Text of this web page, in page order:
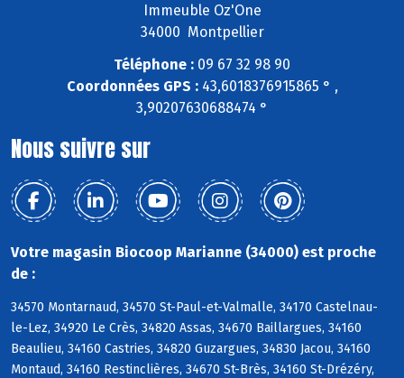
Immeuble Oz'One
34000 Montpellier
Téléphone : 09 67 32 98 90
Coordonnées GPS :43,6018376915865 ° ,
3,90207630688474 °
Nous suivre sur
Votre magasin Biocoop Marianne (34000) est proche
de :
34570 Montarnaud, 34570 St-Paul-et-Valmalle, 34170 Castelnau-
le-Lez, 34920 Le Crès, 34820 Assas, 34670 Baillargues, 34160
Beaulieu, 34160 Castries, 34820 Guzargues, 34830 Jacou, 34160
Montaud, 34160 Restinclières, 34670 St-Brès, 34160 St-Drézéry,